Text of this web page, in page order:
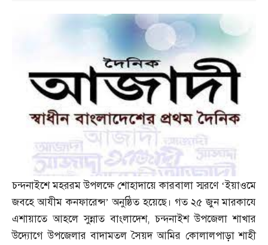
চন্দনাইশে মহররম উপলক্ষে শোহাদায়ে কারবালা স্মরণে ‘ইয়াওমে
জবহে আযীম কনফারেন্স’ অনুষ্ঠিত হয়েছে। গত ২৫ জুন মারকাযে
এশায়াতে আহলে সুন্নাত বাংলাদেশ,চন্দনাইশ উপজেলা শাখার
উদ্যোগে উপজেলার বাদামতল সৈয়দ আমির কোলালপাড়া শাহী